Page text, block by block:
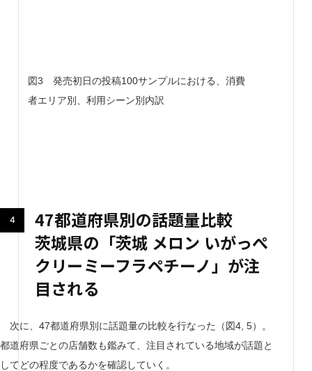
図3 発売初日の投稿100サンプルにおける、消費
者エリア別、利用シーン別内訳
47都道府県別の話題量比較
茨城県の「茨城 メロン いがっぺ
クリーミーフラペチーノ」が注
目される
次に、47都道府県別に話題量の比較を行なった（図4, 5）。
都道府県ごとの店舗数も鑑みて、注目されている地域が話題と
してどの程度であるかを確認していく。